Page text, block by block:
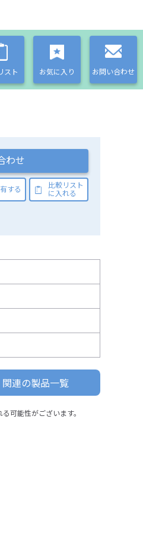
スト お気に入り お問い合わせ
わせ
する
比較リスト
に入れる
関連の製品一覧
可能性がございます。